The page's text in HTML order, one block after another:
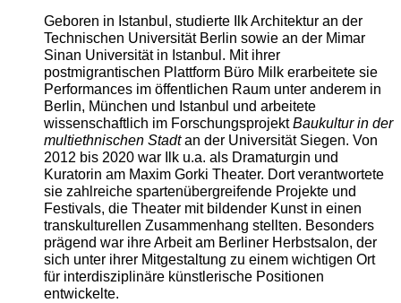
Geboren in Istanbul, studierte Ilk Architektur an der
Technischen Universität Berlin sowie an der Mimar
Sinan Universität in Istanbul. Mit ihrer
postmigrantischen Plattform Büro Milk erarbeitete sie
Performances im öffentlichen Raum unter anderem in
Berlin, München und Istanbul und arbeitete
wissenschaftlich im ForschungsprojektBaukultur in der
multiethnischen Stadtan der Universität Siegen. Von
2012 bis 2020 war Ilk u.a. als Dramaturgin und
Kuratorin am Maxim Gorki Theater. Dort verantwortete
sie zahlreiche spartenübergreifende Projekte und
Festivals, die Theater mit bildender Kunst in einen
transkulturellen Zusammenhang stellten. Besonders
prägend war ihre Arbeit am Berliner Herbstsalon, der
sich unter ihrer Mitgestaltung zu einem wichtigen Ort
für interdisziplinäre künstlerische Positionen
entwickelte.